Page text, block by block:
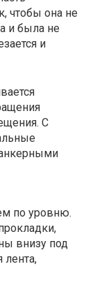
чтобы она не
и была не
и
С
по уровню.
внизу под
лента,